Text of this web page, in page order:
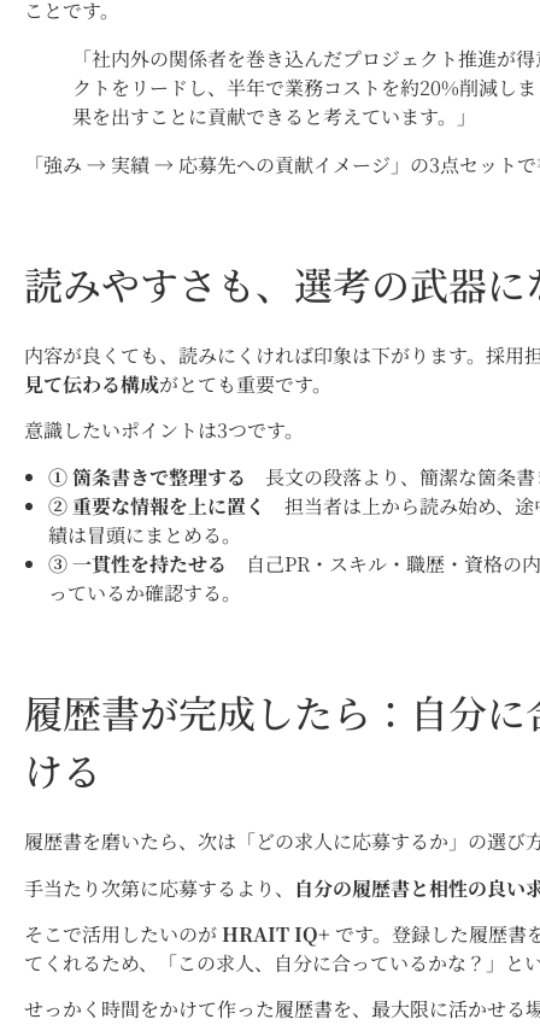
ことです。
「社内外の関係者を巻き込んだプロジェクト推進が
クトをリードし、半年で業務コストを約20%削減し
果を出すことに貢献できると考えています。」
「強み → 実績 → 応募先への貢献イメージ」の3点セット
読みやすさも、選考の武器に
内容が良くても、読みにくければ印象は下がります。採用
見て伝わる構成がとても重要です。
意識したいポイントは3つです。
① 箇条書きで整理する 長文の段落より、簡潔な箇条
② 重要な情報を上に置く
担当者は上から読み始め、
績は冒頭にまとめる。
③ 一貫性を持たせる 自己PR・スキル・職歴・資格の
っているか確認する。
履歴書が完成したら：自分
ける
履歴書を磨いたら、次は「どの求人に応募するか」の選び
手当たり次第に応募するより、
自分の履歴書と相性の良い
そこで活用したいのがHRAIT IQ+ です。登録した履歴書
てくれるため、「この求人、自分に合っているかな？」と
せっかく時間をかけて作った履歴書を、最大限に活かせる